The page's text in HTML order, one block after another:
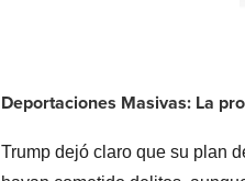
Deportaciones Masivas: La
Trump dejó claro que su plan